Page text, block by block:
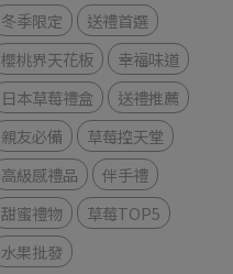
冬季限定
送禮首選
櫻桃界天花板
幸福味道
日本草莓禮盒
送禮推薦
親友必備
草莓控天堂
高級感禮品
伴手禮
甜蜜禮物
草莓TOP5
水果批發